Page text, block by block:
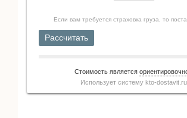
Если вам требуется страховка груза, то
Рассчитать
Стоимость является
Использует систему kto-dostavit.ru